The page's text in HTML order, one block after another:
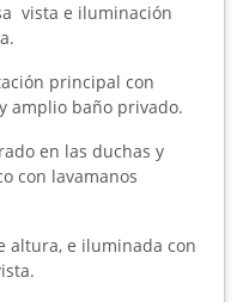
vista e iluminación
principal con
amplio baño privado.
en las duchas y
con lavamanos
altura, e iluminada con